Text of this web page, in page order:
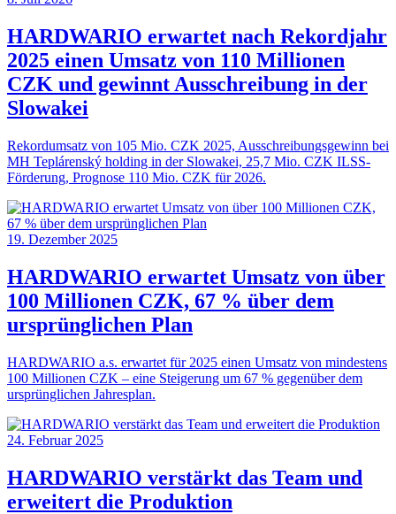
HARDWARIO erwartet nach Rekordjahr
2025 einen Umsatz von 110 Millionen
CZK und gewinnt Ausschreibung in der
Slowakei
Rekordumsatz von 105 Mio. CZK 2025, Ausschreibungsgewinn bei
MH Teplárenský holding in der Slowakei, 25,7 Mio. CZK ILSS-
Förderung, Prognose 110 Mio. CZK für 2026.
19. Dezember 2025
HARDWARIO erwartet Umsatz von über
100 Millionen CZK, 67 % über dem
ursprünglichen Plan
HARDWARIO a.s. erwartet für 2025 einen Umsatz von mindestens
100 Millionen CZK – eine Steigerung um 67 % gegenüber dem
ursprünglichen Jahresplan.
24. Februar 2025
HARDWARIO verstärkt das Team und
erweitert die Produktion